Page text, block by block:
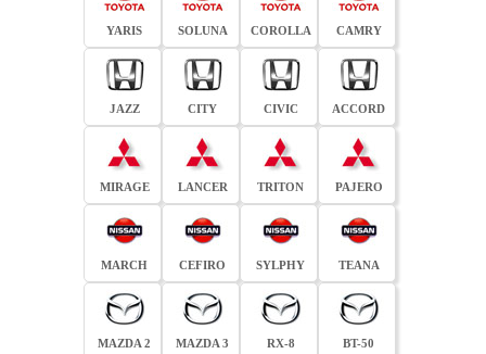
YARIS SOLUNA COROLLA CAMRY
JAZZ CITY CIVIC ACCORD
MIRAGE LANCER TRITON PAJERO
MARCH CEFIRO SYLPHY TEANA
MAZDA 2 MAZDA 3 RX-8 BT-50